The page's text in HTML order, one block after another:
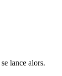
se lance alors.